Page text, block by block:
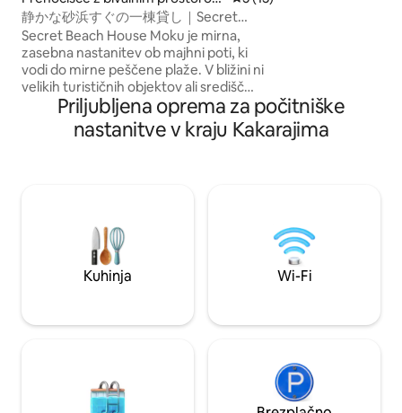
v mestu Fukutsu
静かな砂浜すぐの一棟貸し｜Secret
Beach House 沐 Moku
Secret Beach House Moku je mirna,
zasebna nastanitev ob majhni poti, ki
vodi do mirne peščene plaže. V bližini ni
velikih turističnih objektov ali središč
mest, zato lahko uživamo v zvokih
narave in prostem času. Notranjost se
osredotoča na dnevno sobo s pečjo na
kave, sprehodu ob morju in počitku.
Poudarjamo tišino in umirjenost pred
bleščečnostjo in udobjem. To je
prenočišče za tiste, ki želijo počitek za
delovanje, saj cenimo vaš mir in tišino. Če
mirno območje v bližini stare vasi in
zadržuje,
skupino na
vedno. ~ SAND ~ ITOSHIMA na plaži
Priljubljena oprema za počitniške
nastanitve v kraju Kakarajima
Kuhinja Wi-Fi